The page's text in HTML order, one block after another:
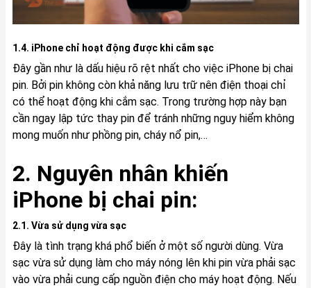
1.4. iPhone chỉ hoạt động được khi cắm sạc
Đây gần như là dấu hiệu rõ rệt nhất cho việc iPhone bị chai
pin. Bởi pin không còn khả năng lưu trữ nên điện thoại chỉ
có thể hoạt động khi cắm sạc. Trong trường hợp này bạn
cần ngay lập tức thay pin để tránh những nguy hiểm không
mong muốn như phồng pin, cháy nổ pin,…
2. Nguyên nhân khiến
iPhone bị chai pin:
2.1. Vừa sử dụng vừa sạc
Đây là tình trạng khá phổ biến ở một số người dùng. Vừa
sạc vừa sử dụng làm cho máy nóng lên khi pin vừa phải sạc
vào vừa phải cung cấp nguồn điện cho máy hoạt động. Nếu